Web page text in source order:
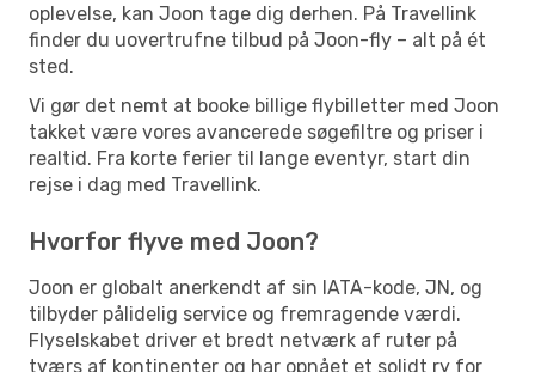
oplevelse, kan Joon tage dig derhen. På Travellink
finder du uovertrufne tilbud på Joon-fly – alt på ét
sted.
Vi gør det nemt at booke billige flybilletter med Joon
takket være vores avancerede søgefiltre og priser i
realtid. Fra korte ferier til lange eventyr, start din
rejse i dag med Travellink.
Hvorfor flyve med Joon?
Joon er globalt anerkendt af sin IATA-kode, JN, og
tilbyder pålidelig service og fremragende værdi.
Flyselskabet driver et bredt netværk af ruter på
tværs af kontinenter og har opnået et solidt ry for